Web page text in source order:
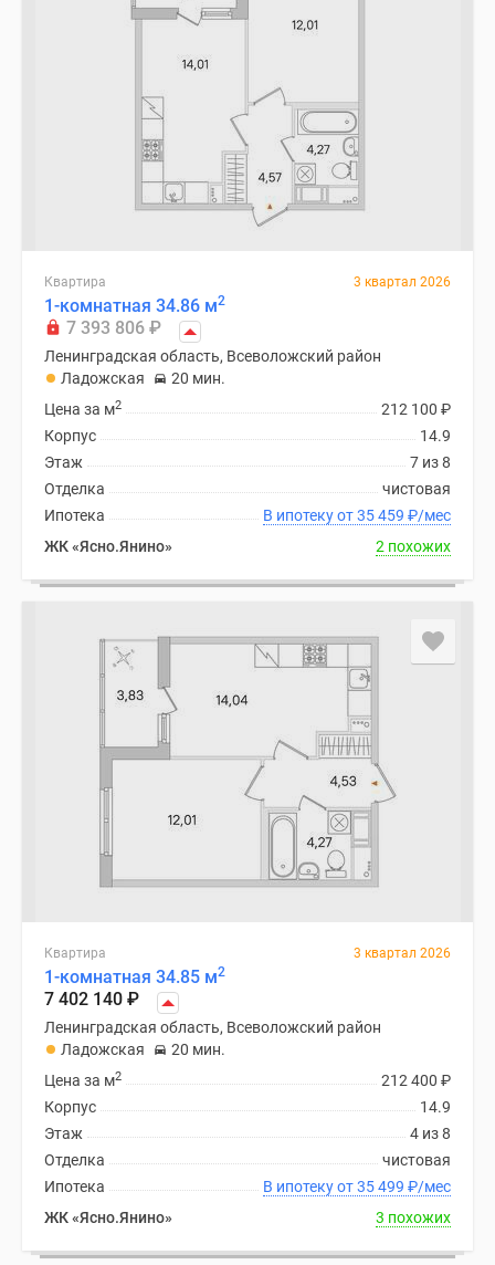
Квартира 3 квартал 2026
1-комнатная 34.86 м2
7 393 806 ₽
Ленинградская область, Всеволожский район
Ладожская
20 мин.
212 100 ₽
Цена за м2
14.9
Корпус
7 из 8
Этаж
чистовая
Отделка
В ипотеку от 35 459 ₽/мес
Ипотека
ЖК «Ясно.Янино»
2 похожих
Квартира 3 квартал 2026
1-комнатная 34.85 м2
7 402 140 ₽
Ленинградская область, Всеволожский район
Ладожская
20 мин.
212 400 ₽
Цена за м2
14.9
Корпус
4 из 8
Этаж
чистовая
Отделка
В ипотеку от 35 499 ₽/мес
Ипотека
ЖК «Ясно.Янино»
3 похожих